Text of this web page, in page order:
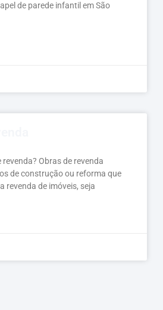
de parede infantil em São
Obras de revenda
de construção ou reforma que
revenda de imóveis, seja